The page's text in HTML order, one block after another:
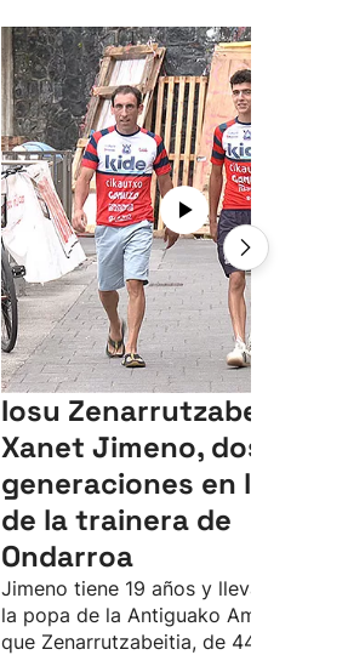
Iosu Zenarrutzabeitia y
Xanet Jimeno, dos
generaciones en la popa
de la trainera de
Ondarroa
Jimeno tiene 19 años y lleva cuatro
la popa de la Antiguako Ama,
que Zenarrutzabeitia, de 44 años,